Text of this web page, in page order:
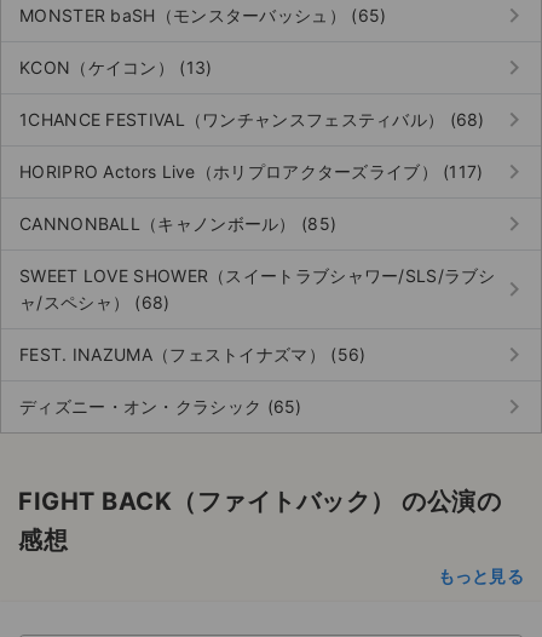
MONSTER baSH（モンスターバッシュ） (65) keyboard_arrow_right
KCON（ケイコン） (13) keyboard_arrow_right
1CHANCE FESTIVAL（ワンチャンスフェスティバル） (68) keyboard_arrow_right
HORIPRO Actors Live（ホリプロアクターズライブ） (117) keyboard_arrow_right
CANNONBALL（キャノンボール） (85) keyboard_arrow_right
SWEET LOVE SHOWER（スイートラブシャワー/SLS/ラブシ
ャ/スペシャ） (68)
keyboard_arrow_right
FEST. INAZUMA（フェストイナズマ） (56) keyboard_arrow_right
ディズニー・オン・クラシック (65) keyboard_arrow_right
FIGHT BACK（ファイトバック） の公演の
感想
もっと見る